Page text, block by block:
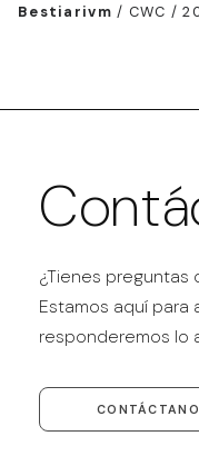
Bestiarivm / CWC /
¿Tienes preguntas
Estamos aquí
responderemos lo